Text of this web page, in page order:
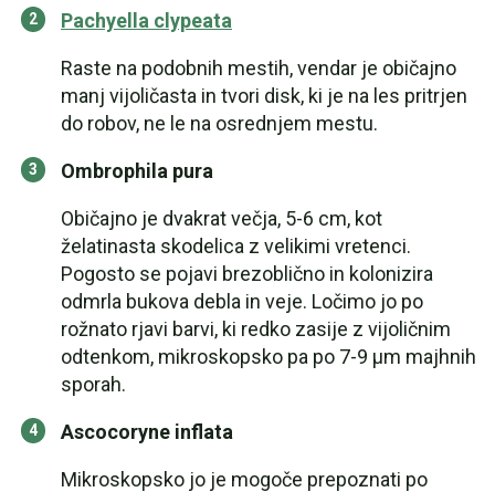
Pachyella clypeata
Raste na podobnih mestih, vendar je običajno
manj vijoličasta in tvori disk, ki je na les pritrjen
do robov, ne le na osrednjem mestu.
Ombrophila pura
Običajno je dvakrat večja, 5-6 cm, kot
želatinasta skodelica z velikimi vretenci.
Pogosto se pojavi brezoblično in kolonizira
odmrla bukova debla in veje. Ločimo jo po
rožnato rjavi barvi, ki redko zasije z vijoličnim
odtenkom, mikroskopsko pa po 7-9 µm majhnih
sporah.
Ascocoryne inflata
Mikroskopsko jo je mogoče prepoznati po